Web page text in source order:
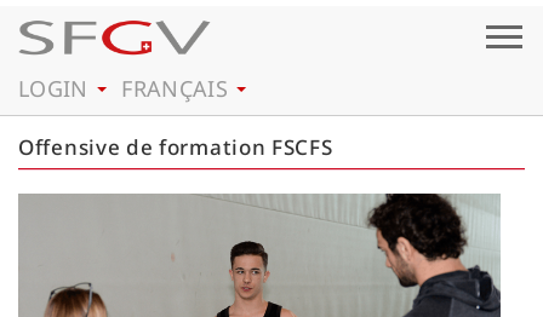
LOGIN FRANÇAIS
Offensive de formation FSCFS